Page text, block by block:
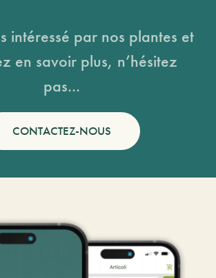
intéressé par nos plantes et
en savoir plus, n’hésitez
pas...
CONTACTEZ-NOUS